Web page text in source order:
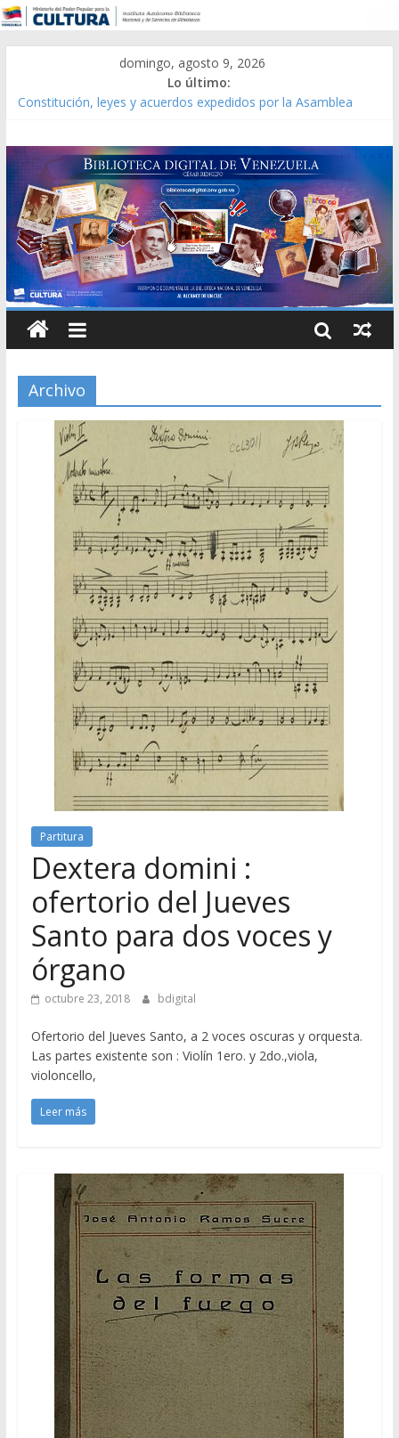
domingo, agosto 9, 2026
Lo último:
Catálogo temático de obras de Modesta Bor
Constitución, leyes y acuerdos expedidos por la Asamblea
Una Parálisis [material gráfico]
Modesta Bor Sánchez [material gráfico]
Gaceta Oficial de la República de Venezuela año CXXXIII Mes V,
Caracas 09 de marzo de 2006 N° 38.394
Archivo
Partitura
Dextera domini :
ofertorio del Jueves
Santo para dos voces y
órgano
octubre 23, 2018 bdigital
Ofertorio del Jueves Santo, a 2 voces oscuras y orquesta.
Las partes existente son : Violín 1ero. y 2do.,viola,
violoncello,
Leer más